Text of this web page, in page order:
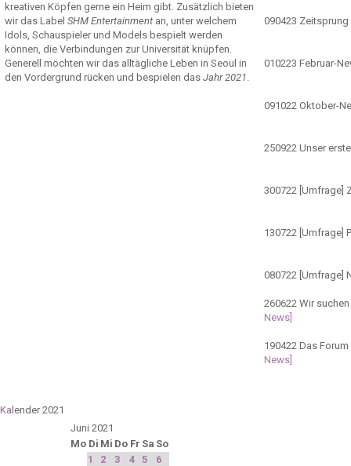
kreativen Köpfen gerne ein Heim gibt. Zusätzlich bieten
wir das Label SHM Entertainment an, unter welchem
Idols, Schauspieler und Models bespielt werden
können, die Verbindungen zur Universität knüpfen.
Generell möchten wir das alltägliche Leben in Seoul in
den Vordergrund rücken und bespielen das Jahr 2021.
090423
010223 Februar-
091022 Oktober-
250922 Unser
300722 [Umfrage]
130722 [Umfrage]
080722 [Umfrage]
260622 Wir
News]
190422 Das
News]
Ka lender 2021
Juni 2021
Mo Di Mi Do Fr Sa So
1
2 3 4 5
6